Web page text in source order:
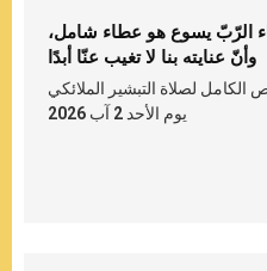
الرّبّ يسوع هو عطاء شامل،
وأنّ عنايته بنا لا تغيب عنّا أبدًا
الكامل لصلاة التبشير الملائكي
يوم الأحد 2 آب 2026